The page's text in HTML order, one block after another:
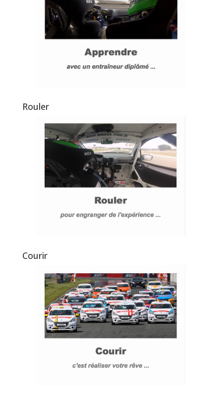
Rouler
Courir